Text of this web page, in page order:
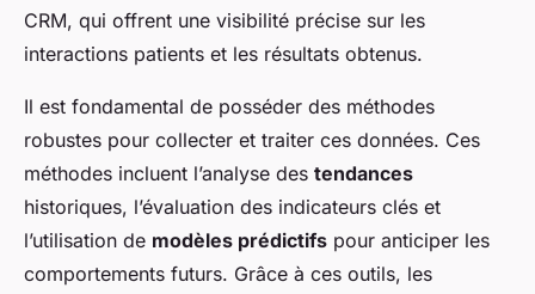
CRM, qui offrent une visibilité précise sur les
interactions patients et les résultats obtenus.
Il est fondamental de posséder des méthodes
robustes pour collecter et traiter ces données. Ces
méthodes incluent l’analyse des tendances
historiques, l’évaluation des indicateurs clés et
l’utilisation de modèles prédictifs pour anticiper les
comportements futurs. Grâce à ces outils, les